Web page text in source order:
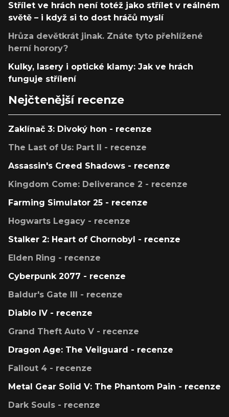
Střílet ve hrách není totéž jako střílet v reálném
světě – i když si to dost hráčů myslí
Hrůza devětkrát jinak. Znáte tyto přehlížené
herní horory?
Kulky, lasery i optické klamy: Jak ve hrách
funguje střílení
Nejčtenější recenze
Zaklínač 3: Divoký hon - recenze
The Last of Us: Part II - recenze
Assassin's Creed Shadows - recenze
Kingdom Come: Deliverance 2 - recenze
Farming Simulator 25 - recenze
Hogwarts Legacy - recenze
Stalker 2: Heart of Chornobyl - recenze
Elden Ring - recenze
Cyberpunk 2077 - recenze
Baldur's Gate III - recenze
Diablo IV - recenze
Grand Theft Auto V - recenze
Dragon Age: The Veilguard - recenze
Fallout 4 - recenze
Metal Gear Solid V: The Phantom Pain - recenze
Dark Souls - recenze